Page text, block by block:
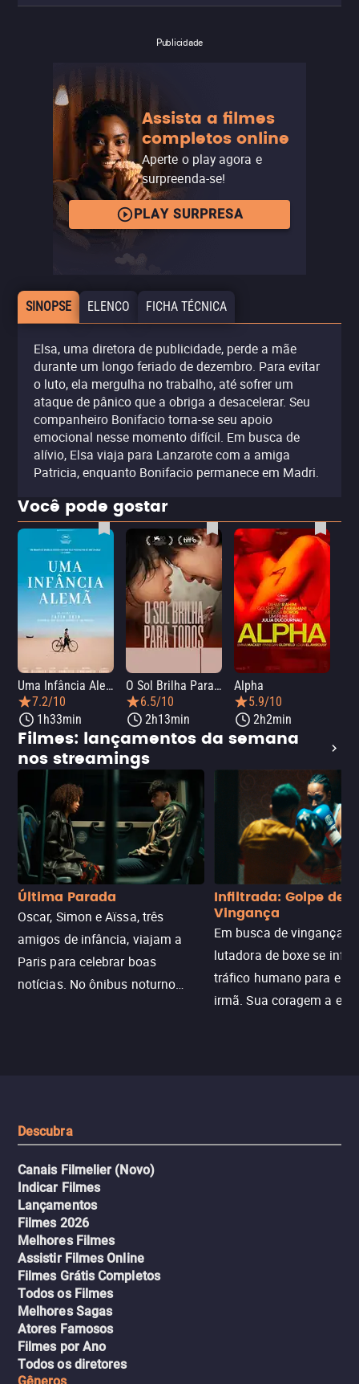
Publicidade
Assista a filmes
completos online
Aperte o play agora e
surpreenda-se!
PLAY SURPRESA
SINOPSE ELENCO FICHA TÉCNICA
Elsa, uma diretora de publicidade, perde a mãe
durante um longo feriado de dezembro. Para evitar
o luto, ela mergulha no trabalho, até sofrer um
ataque de pânico que a obriga a desacelerar. Seu
companheiro Bonifacio torna-se seu apoio
emocional nesse momento difícil. Em busca de
alívio, Elsa viaja para Lanzarote com a amiga
Patricia, enquanto Bonifacio permanece em Madri.
Você pode gostar
Uma Infância Alemã
7.2/10
1h33min
O Sol Brilha Para Todos
6.5/10
2h13min
Alpha
5.9/10
2h2min
Filmes: lançamentos da semana
nos streamings
Última Parada
Oscar, Simon e Aïssa, três
amigos de infância, viajam a
Paris para celebrar boas
notícias. No ônibus noturno
Infiltrada: Golpe de
Vingança
Em busca de vingança,
lutadora de boxe se
tráfico humano para
irmã. Sua coragem a
Descubra
Canais Filmelier (Novo)
Indicar Filmes
Lançamentos
Filmes 2026
Melhores Filmes
Assistir Filmes Online
Filmes Grátis Completos
Todos os Filmes
Melhores Sagas
Atores Famosos
Filmes por Ano
Todos os diretores